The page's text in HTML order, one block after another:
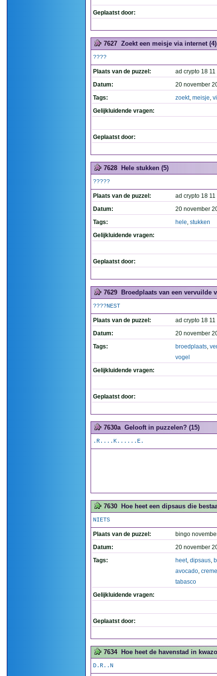
Geplaatst door:
7627 Zoekt een meisje via internet (4)
????
Plaats van de puzzel:
ad crypto 18 11
Datum:
20 november
Tags:
zoekt, meisje,
Gelijkluidende vragen:
Geplaatst door:
7628 Hele stukken (5)
?????
Plaats van de puzzel:
ad crypto 18 11
Datum:
20 november
Tags:
hele, stukken
Gelijkluidende vragen:
Geplaatst door:
7629 Broedplaats van een vervuilde
????NEST
Plaats van de puzzel:
ad crypto 18 11
Datum:
20 november
Tags:
broedplaats,
vogel
Gelijkluidende vragen:
Geplaatst door:
7630a Gelooft in puzzelen? (15)
.R....K......E.
7630 Hoe heet een dipsaus die
NIETS
Plaats van de puzzel:
bingo
Datum:
20 november
Tags:
heet, dipsaus,
avocado,
tabasco
Gelijkluidende vragen:
Geplaatst door:
7634 Hoe heet de havenstad in
D.R..N